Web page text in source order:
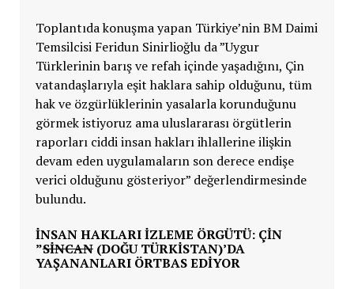
Toplantıda konuşma yapan Türkiye’nin BM Daimi
Temsilcisi Feridun Sinirlioğlu da ”Uygur
Türklerinin barış ve refah içinde yaşadığını, Çin
vatandaşlarıyla eşit haklara sahip olduğunu, tüm
hak ve özgürlüklerinin yasalarla korunduğunu
görmek istiyoruz ama uluslararası örgütlerin
raporları ciddi insan hakları ihlallerine ilişkin
devam eden uygulamaların son derece endişe
verici olduğunu gösteriyor” değerlendirmesinde
bulundu.
İNSAN HAKLARI İZLEME ÖRGÜTÜ: ÇIN
”SINCAN(DOĞU TÜRKISTAN)’DA
YAŞANANLARI ÖRTBAS EDIYOR